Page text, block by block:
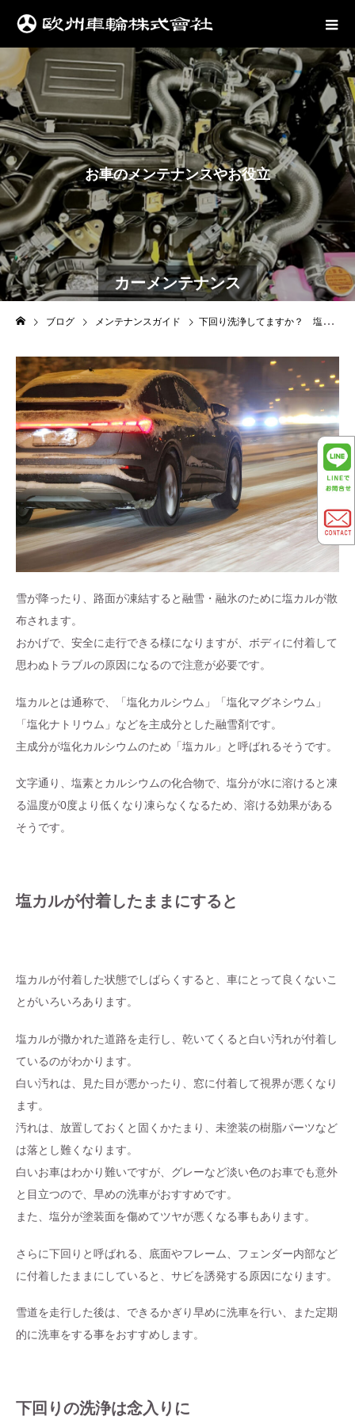
カーメンテナンス
お車のメンテナンスやお役立ち情報は
ブログ メンテナンスガイド 下回り洗浄してますか？ 塩カル対策お任せください
雪が降ったり、路面が凍結すると融雪・融氷のために塩カルが散
布されます。
おかげで、安全に走行できる様になりますが、ボディに付着して
思わぬトラブルの原因になるので注意が必要です。
塩カルとは通称で、「塩化カルシウム」「塩化マグネシウム」
「塩化ナトリウム」などを主成分とした融雪剤です。
主成分が塩化カルシウムのため「塩カル」と呼ばれるそうです。
文字通り、塩素とカルシウムの化合物で、塩分が水に溶けると凍
る温度が0度より低くなり凍らなくなるため、溶ける効果がある
そうです。
塩カルが付着したままにすると
塩カルが付着した状態でしばらくすると、車にとって良くないこ
とがいろいろあります。
塩カルが撒かれた道路を走行し、乾いてくると白い汚れが付着し
ているのがわかります。
白い汚れは、見た目が悪かったり、窓に付着して視界が悪くなり
ます。
汚れは、放置しておくと固くかたまり、未塗装の樹脂パーツなど
は落とし難くなります。
白いお車はわかり難いですが、グレーなど淡い色のお車でも意外
と目立つので、早めの洗車がおすすめです。
また、塩分が塗装面を傷めてツヤが悪くなる事もあります。
さらに下回りと呼ばれる、底面やフレーム、フェンダー内部など
に付着したままにしていると、サビを誘発する原因になります。
雪道を走行した後は、できるかぎり早めに洗車を行い、また定期
的に洗車をする事をおすすめします。
下回りの洗浄は念入りに